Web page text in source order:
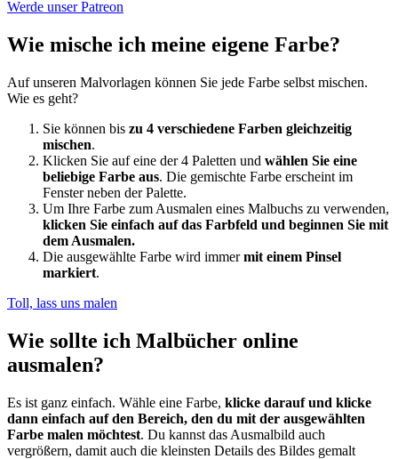
Werde unser Patreon
Wie mische ich meine eigene Farbe?
Auf unseren Malvorlagen können Sie jede Farbe selbst mischen.
Wie es geht?
Sie können bis zu 4 verschiedene Farben gleichzeitig
mischen.
Klicken Sie auf eine der 4 Paletten und wählen Sie eine
beliebige Farbe aus. Die gemischte Farbe erscheint im
Fenster neben der Palette.
Um Ihre Farbe zum Ausmalen eines Malbuchs zu verwenden,
klicken Sie einfach auf das Farbfeld und beginnen Sie mit
dem Ausmalen.
Die ausgewählte Farbe wird immermit einem Pinsel
markiert.
Toll, lass uns malen
Wie sollte ich Malbücher online
ausmalen?
Es ist ganz einfach. Wähle eine Farbe, klicke darauf und klicke
dann einfach auf den Bereich, den du mit der ausgewählten
Farbe malen möchtest. Du kannst das Ausmalbild auch
vergrößern, damit auch die kleinsten Details des Bildes gemalt